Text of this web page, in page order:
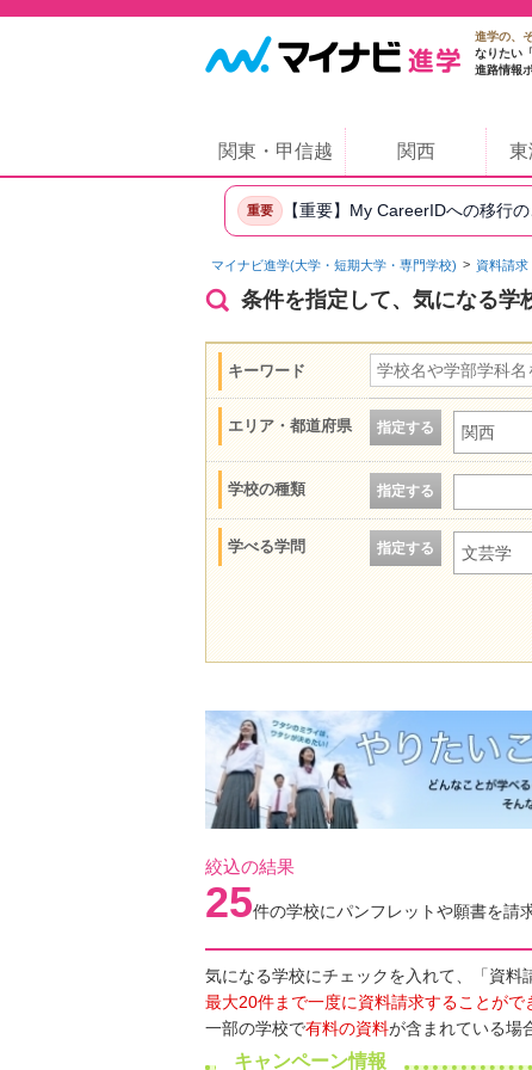
進学の、
なりたい
進路情報
関東・甲信越 関西 東
重要 【重要】My CareerIDへの移行
マイナビ進学(大学・短期大学・専門学校) 資料請求
条件を指定して、気になる学
キーワード
エリア・都道府県 指定する 関西
学校の種類 指定する
学べる学問 指定する 文芸学
絞込の結果
25件の学校にパンフレットや願書を請
気になる学校にチェックを入れて、「資料
最大20件まで一度に資料請求することがで
一部の学校で有料の資料が含まれている場
キャンペーン情報